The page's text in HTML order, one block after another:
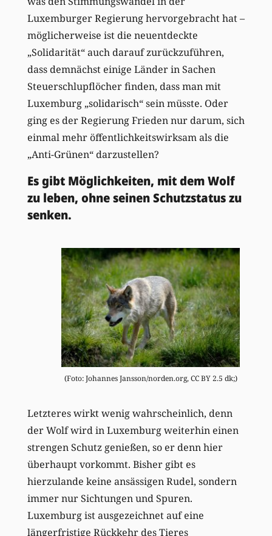
Luxemburger Regierung hervorgebracht hat –
möglicherweise ist die neuentdeckte
„Solidarität“ auch darauf zurückzuführen,
dass demnächst einige Länder in Sachen
Steuerschlupflöcher finden, dass man mit
Luxemburg „solidarisch“ sein müsste. Oder
ging es der Regierung Frieden nur darum, sich
einmal mehr öffentlichkeitswirksam als die
„Anti-Grünen“ darzustellen?
Es gibt Möglichkeiten, mit dem Wolf
zu leben, ohne seinen Schutzstatus zu
senken.
(Foto: Johannes Jansson/norden.org, CC BY 2.5 dk;)
Letzteres wirkt wenig wahrscheinlich, denn
der Wolf wird in Luxemburg weiterhin einen
strengen Schutz genießen, so er denn hier
überhaupt vorkommt. Bisher gibt es
hierzulande keine ansässigen Rudel, sondern
immer nur Sichtungen und Spuren.
Luxemburg ist ausgezeichnet auf eine
längerfristige Rückkehr des Tieres